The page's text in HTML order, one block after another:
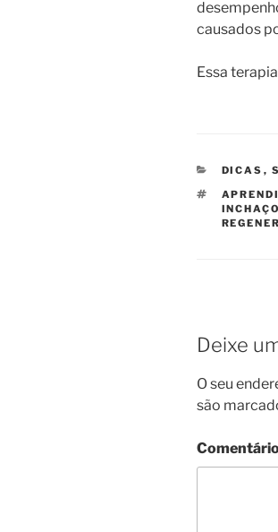
causados
Essa
DICAS ,
TAGS
INCHAÇO
Deixe
O seu
são